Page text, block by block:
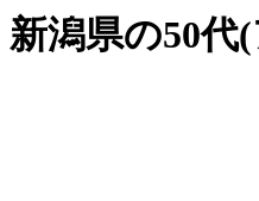
新潟県の50代